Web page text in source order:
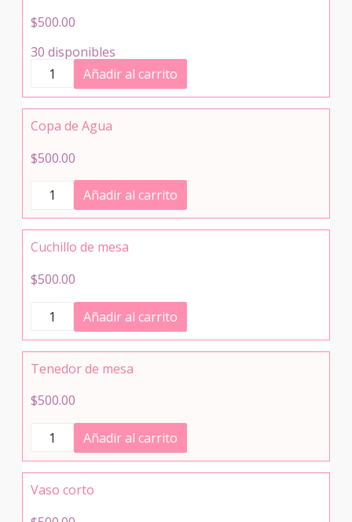
$500.00
30 disponibles
Vaso
Largo
cantidad
Añadir al carrito
Copa de Agua
$500.00
Copa
Agua
cantidad
Añadir al carrito
Cuchillo de mesa
$500.00
Cuchillo
mesa
cantidad
Añadir al carrito
Tenedor de mesa
$500.00
Tenedor
mesa
cantidad
Añadir al carrito
Vaso corto